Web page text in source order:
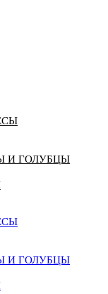
И ГОЛУБЦЫ
И ГОЛУБЦЫ